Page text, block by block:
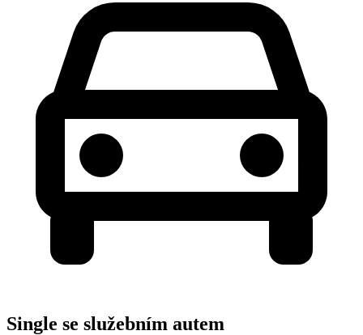
Single se služebním autem